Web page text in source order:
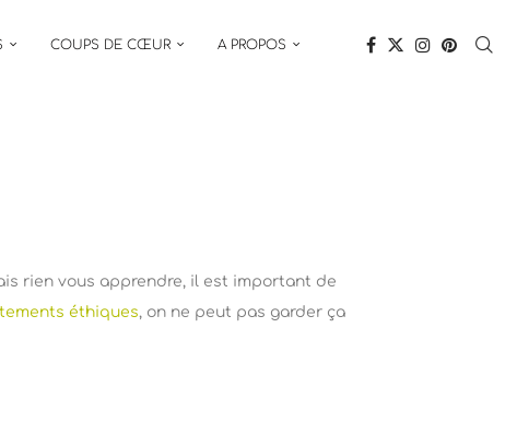
COUPS DE CŒUR A PROPOS
rien vous apprendre, il est important de
éthiques, on ne peut pas garder ça